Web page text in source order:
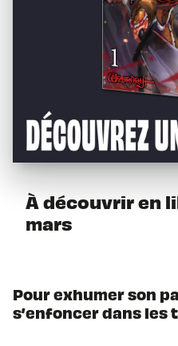
À découvrir en
mars
Pour exhumer son
s’enfoncer dans